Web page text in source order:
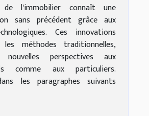
l'immobilier connaît une
sans précédent grâce aux
Ces innovations
les méthodes traditionnelles,
perspectives aux
comme aux particuliers.
les paragraphes suivants